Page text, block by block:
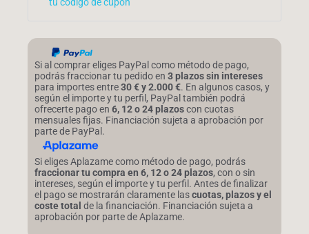
Si al comprar eliges PayPal como método de pago,
podrás fraccionar tu pedido en 3 plazos sin intereses
para importes entre30 € y 2.000 €. En algunos casos, y
según el importe y tu perfil, PayPal también podrá
ofrecerte pago en 6, 12 o 24 plazoscon cuotas
mensuales fijas. Financiación sujeta a aprobación por
parte de PayPal.
Si eliges Aplazame como método de pago, podrás
fraccionar tu compra en 6, 12 o 24 plazos, con o sin
intereses, según el importe y tu perfil. Antes de finalizar
el pago se mostrarán claramente lascuotas, plazos y el
coste total de la financiación. Financiación sujeta a
aprobación por parte de Aplazame.